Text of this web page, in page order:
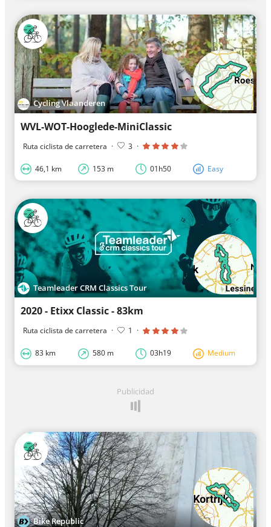
Cycling Vlaanderen
WVL-WOT-Hooglede-MiniClassic
Ruta ciclista de carretera · 3 ·
46,1 km 153 m 01h50 Easy
Teamleader CRM Classics Tour
2020 - Etixx Classic - 83km
Ruta ciclista de carretera · 1 ·
83 km 580 m 03h19 Medium
Publicidad
Bike Republic